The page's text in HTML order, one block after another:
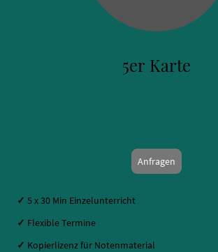
5er Karte
Anfragen
✓ 5 x 30 Min Einzelunterricht
✓ Flexible Termine
✓ Kopierlizenz für Notenmaterial